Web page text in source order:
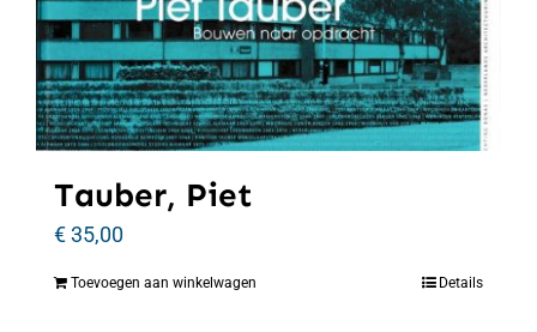
Tauber, Piet
€35,00
Toevoegen aan winkelwagen Details